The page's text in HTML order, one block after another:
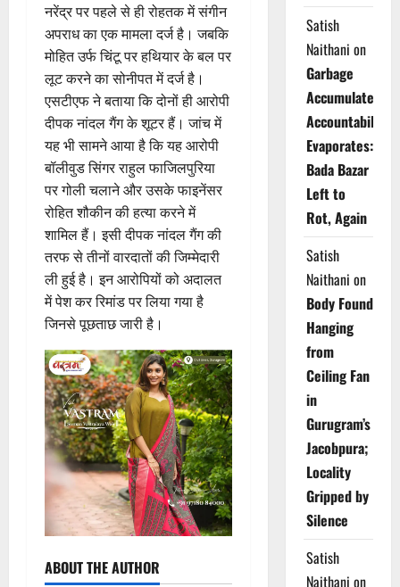
नरेंद्र पर पहले से ही रोहतक में संगीन
अपराध का एक मामला दर्ज है। जबकि
मोहित उर्फ चिंटू पर हथियार के बल पर
लूट करने का सोनीपत में दर्ज है।
एसटीएफ ने बताया कि दोनों ही आरोपी
दीपक नांदल गैंग के शूटर हैं। जांच में
यह भी सामने आया है कि यह आरोपी
बॉलीवुड सिंगर राहुल फाजिलपुरिया
पर गोली चलाने और उसके फाइनेंसर
रोहित शौकीन की हत्या करने में
शामिल हैं। इसी दीपक नांदल गैंग की
तरफ से तीनों वारदातों की जिम्मेदारी
ली हुई है। इन आरोपियों को अदालत
में पेश कर रिमांड पर लिया गया है
जिनसे पूछताछ जारी है।
ABOUT THE AUTHOR
Satish
Naithani on
Garbage
Accumulates,
Accountability
Evaporates:
Bada Bazar
Left to
Rot, Again
Satish
Naithani on
Body Found
Hanging
from
Ceiling Fan
in
Gurugram’s
Jacobpura;
Locality
Gripped by
Silence
Satish
Naithani on